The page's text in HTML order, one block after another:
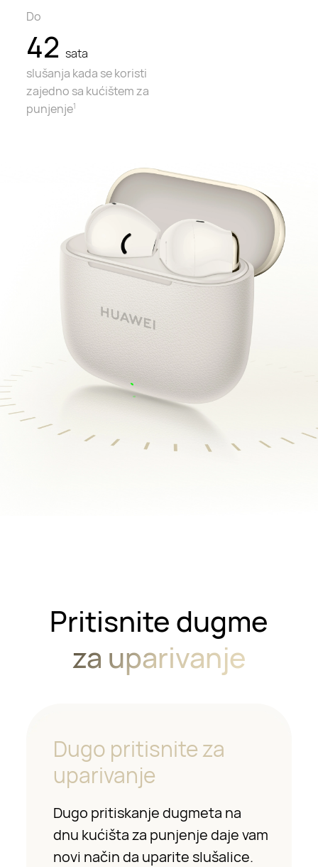
Do
42sata
slušanja kada se koristi
zajedno sa kućištem za
punjenje1
Pritisnite dugme
za uparivanje
Dugo pritisnite za
uparivanje
Dugo pritiskanje dugmeta na
dnu kućišta za punjenje daje vam
novi način da uparite slušalice.